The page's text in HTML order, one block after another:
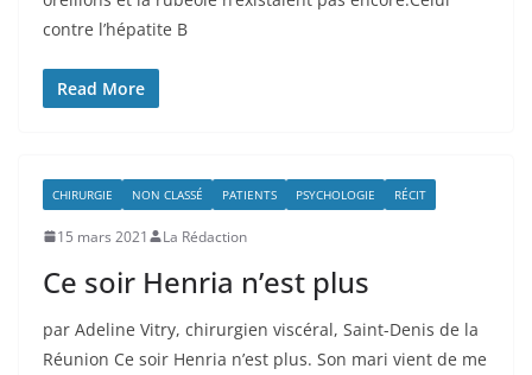
contre l’hépatite B
Read More
CHIRURGIE NON CLASSÉ PATIENTS PSYCHOLOGIE RÉCIT
15 mars 2021 La Rédaction
Ce soir Henria n’est plus
par Adeline Vitry, chirurgien viscéral, Saint-Denis de la
Réunion Ce soir Henria n’est plus. Son mari vient de me